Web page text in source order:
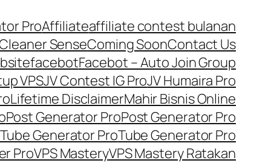
ProAffiliateaffiliate contest bulanan
SenseComing SoonContact Us
facebotFacebot – Auto Join Group
VPSJV Contest IG ProJV Humaira Pro
Lifetime DisclaimerMahir Bisnis Online
Post Generator ProPost Generator Pro
Tube Generator ProTube Generator Pro
ProVPS MasteryVPS Mastery Ratakan